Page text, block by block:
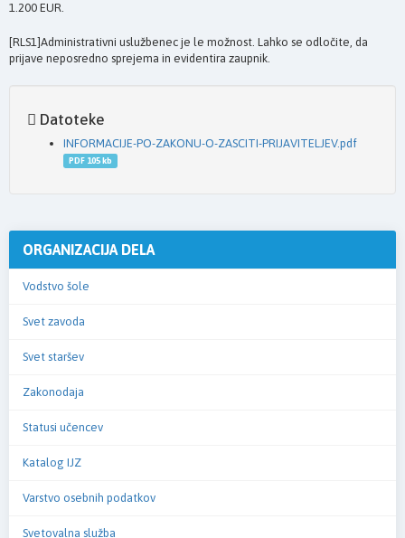
1.200 EUR.
[RLS1]Administrativni uslužbenec je le možnost. Lahko se odločite, da
prijave neposredno sprejema in evidentira zaupnik.
Datoteke
INFORMACIJE-PO-ZAKONU-O-ZASCITI-PRIJAVITELJEV.pdf
PDF 105 kb
ORGANIZACIJA DELA
Vodstvo šole
Svet zavoda
Svet staršev
Zakonodaja
Statusi učencev
Katalog IJZ
Varstvo osebnih podatkov
Svetovalna služba